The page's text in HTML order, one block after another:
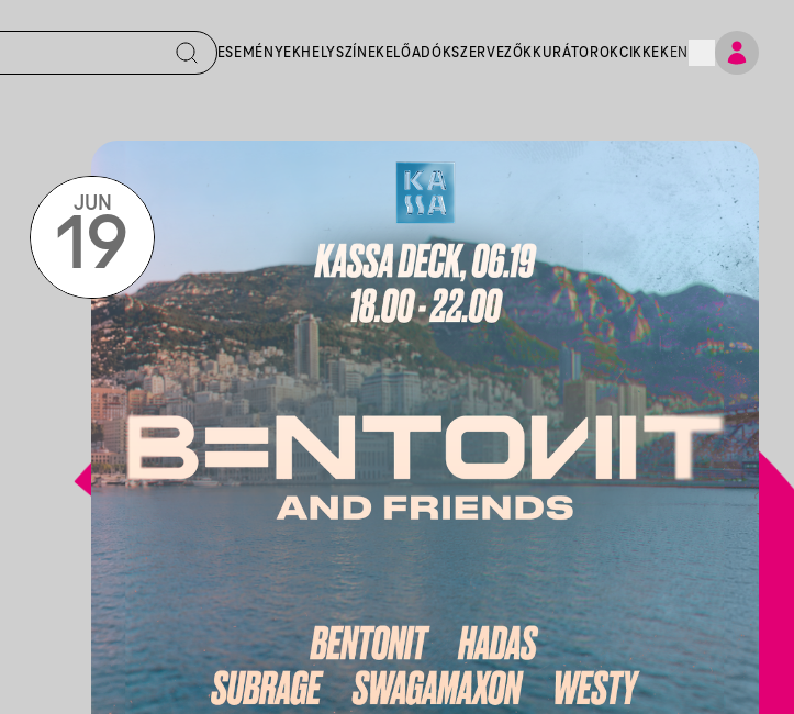
ESEMÉNYEKHELYSZÍNEK ELŐADÓKSZERVEZŐK KURÁTOROKCIKKEK EN
JUN
19